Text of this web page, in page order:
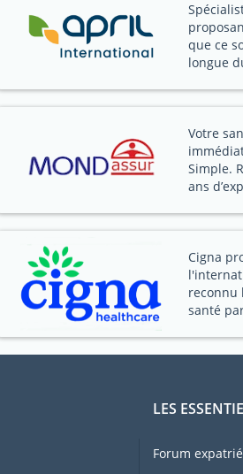
que ce
longue
Votre
Simple.
ans
Cigna
reconnu
santé
LES
Forum